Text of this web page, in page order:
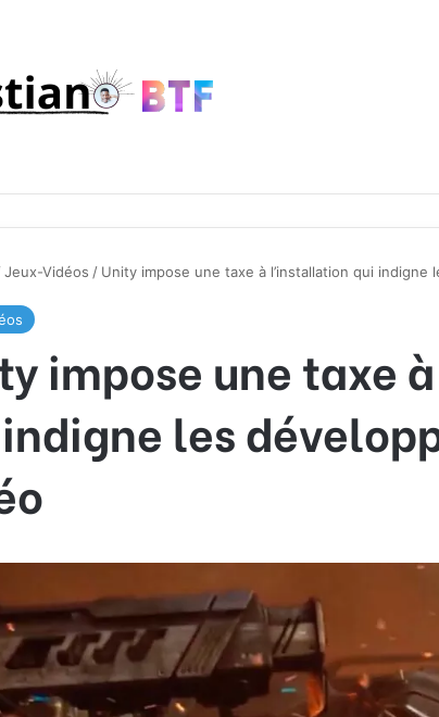
Jeux-Vidéos / Unity impose une taxe à l’installation qui indigne
impose une taxe
les